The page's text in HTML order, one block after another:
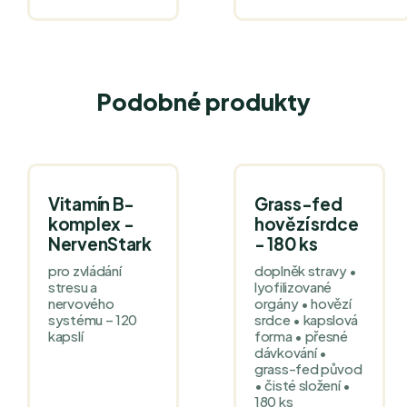
Podobné produkty
Vitamín B-
komplex -
NervenStark
pro zvládání
stresu a
nervového
systému – 120
kapslí
Grass-fed
hovězí srdce
- 180 ks
doplněk stravy •
lyofilizované
orgány • hovězí
srdce • kapslová
forma • přesné
dávkování •
grass-fed původ
• čisté složení •
180 ks